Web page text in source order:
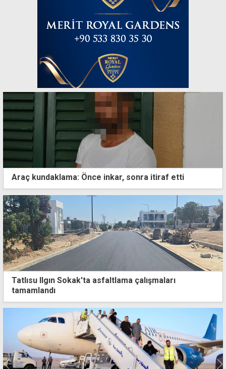
Araç kundaklama: Önce inkar, sonra itiraf etti
Tatlısu Ilgın Sokak'ta asfaltlama çalışmaları
tamamlandı